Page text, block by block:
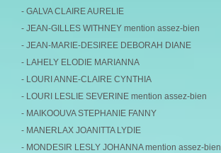
- GALVA CLAIRE AURELIE
- JEAN-GILLES WITHNEY mention assez-bien
- JEAN-MARIE-DESIREE DEBORAH DIANE
- LAHELY ELODIE MARIANNA
- LOURI ANNE-CLAIRE CYNTHIA
- LOURI LESLIE SEVERINE mention assez-bien
- MAIKOOUVA STEPHANIE FANNY
- MANERLAX JOANITTA LYDIE
- MONDESIR LESLY JOHANNA mention assez-bien